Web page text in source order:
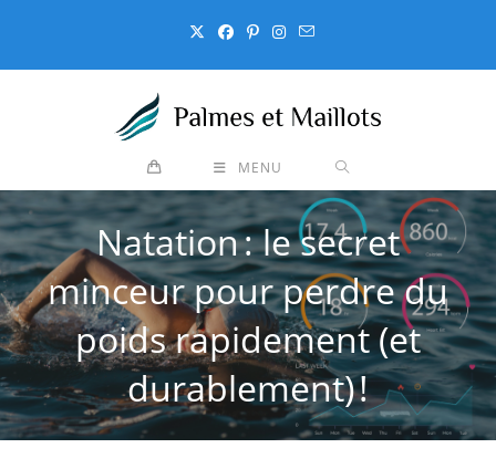
content
MENU
Natation : le secret
minceur pour perdre du
poids rapidement (et
durablement) !